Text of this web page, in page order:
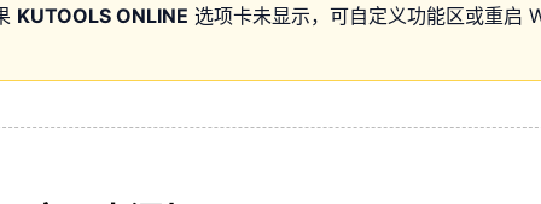
KUTOOLS ONLINE 选项卡未显示，可自定义功能区或重启